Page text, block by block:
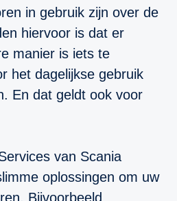
in gebruik zijn over de
hiervoor is dat er
manier is iets te
het dagelijkse gebruik
En dat geldt ook voor
van Scania
oplossingen om uw
Bijvoorbeeld